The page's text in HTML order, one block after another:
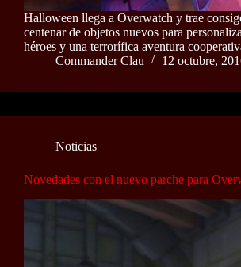
Halloween llega a Overwatch y trae
centenar de objetos nuevos para
héroes y una terrorífica aventura
Commander Clau
12 octubre,
Noticias
Novedades con el nuevo parche para